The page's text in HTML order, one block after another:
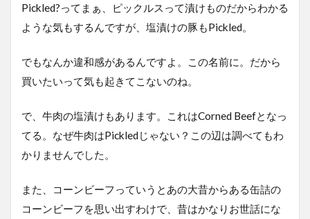
Pickled?ってまぁ、ピックルスって漬けものだからわかる
ような気もするんですが、塩漬けの豚もPickled。
でもなんか違和感があるんですよ。この名前に。だから
買いたいって気も起きてこないのね。
で、牛肉の塩漬けもあります。これはCorned Beefとなっ
てる。なぜ牛肉はPickledじゃない？この辺は調べてもわ
かりませんでした。
また、コーンビーフっていうとあの大昔からある缶詰の
コーンビーフを思い出すわけで、昔はかなりお世話にな